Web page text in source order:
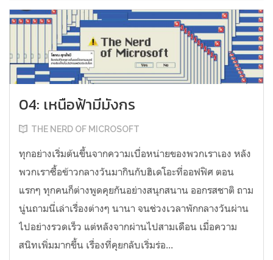
04: เหนือฟ้ามีมังกร
THE NERD OF MICROSOFT
ทุกอย่างเริ่มต้นขึ้นจากความเบื่อหน่ายของพวกเราเอง หลัง
พวกเราซื้อข้าวกลางวันมากินกับฮิเดโอะที่ออฟฟิศ ตอน
แรกๆ ทุกคนก็ต่างพูดคุยกันอย่างสนุกสนาน ออกรสชาติ ถาม
นู่นถามนี่เล่าเรื่องต่างๆ นานา จนช่วงเวลาพักกลางวันผ่าน
ไปอย่างรวดเร็ว แต่หลังจากผ่านไปสามเดือน เมื่อความ
สนิทเพิ่มมากขึ้น เรื่องที่คุยกลับเริ่มร่อ...